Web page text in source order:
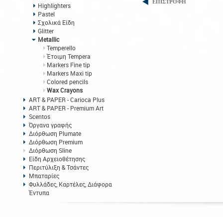
Highlighters
Pastel
Σχολικά Είδη
Glitter
Metallic
Temperello
Έτοιμη Tempera
Markers Fine tip
Markers Maxi tip
Colored pencils
Wax Crayons
ART & PAPER - Carioca Plus
ART & PAPER - Premium Art
Scentos
Όργανα γραφής
Διόρθωση Plumate
Διόρθωση Premium
Διόρθωση Sline
Είδη Αρχειοθέτησης
Περιτύλιξη & Τσάντες
Μπαταρίες
Φυλλάδες, Καρτέλες, Διάφορα
Έντυπα
ΕΠΙΣΤΡΟΦΗ